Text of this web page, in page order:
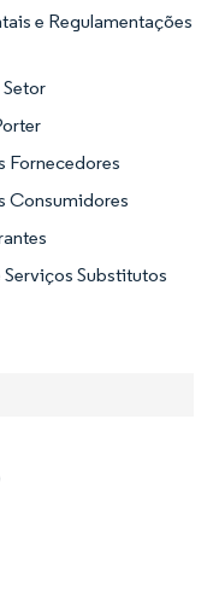
e Regulamentações
Fornecedores
Consumidores
Substitutos